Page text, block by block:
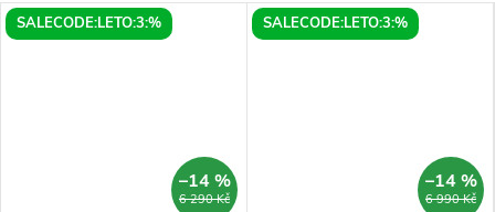
SALECODE:LETO:3:%
6 290 Kč
–14 %
SALECODE:LETO:3:%
6 990 Kč
–14 %